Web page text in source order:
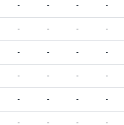
- - - -
- - - -
- - - -
- - - -
- - - -
- - - -